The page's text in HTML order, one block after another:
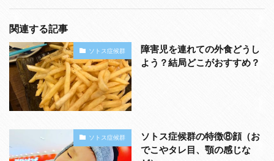
関連する記事
ソトス症候群
障害児を連れての外食どうし
よう？結局どこがおすすめ？
ソトス症候群
ソトス症候群の特徴⑧顔（お
でこやタレ目、顎の感じな